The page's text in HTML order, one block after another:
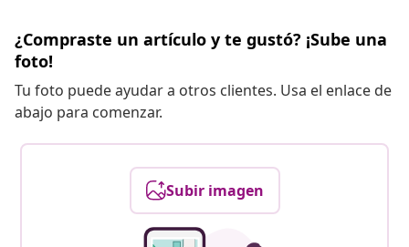
¿Compraste un artículo y te gustó? ¡Sube una
foto!
Tu foto puede ayudar a otros clientes. Usa el enlace de
abajo para comenzar.
Subir imagen